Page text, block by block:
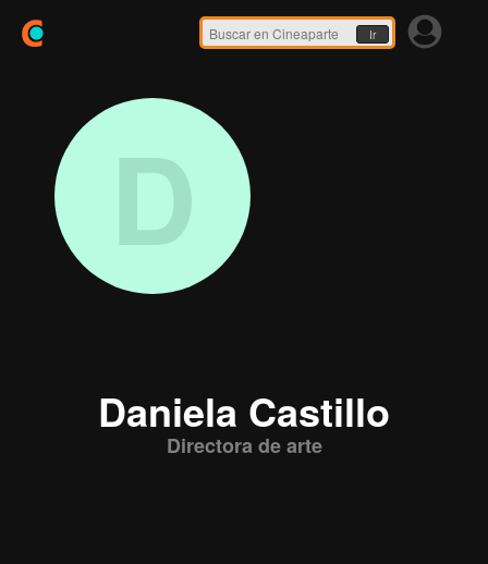
Ir
D
Daniela Castillo
Directora de arte